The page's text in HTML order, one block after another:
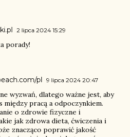
2 lipca 2024 15:29
porady!
pl 9 lipca 2024 20:47
wyzwań, dlatego ważne jest, aby
między pracą a odpoczynkiem.
o zdrowie fizyczne i
jak zdrowa dieta, ćwiczenia i
znacząco poprawić jakość